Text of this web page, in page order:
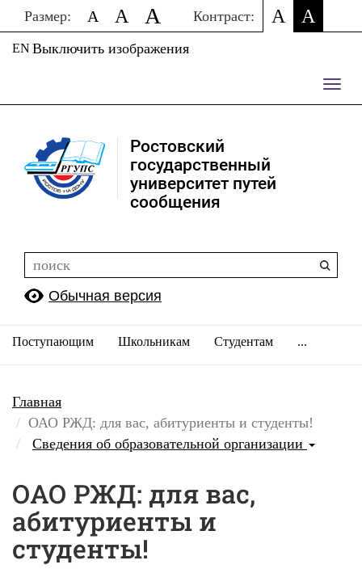
Размер: A A A Контраст: A A
Выключить изображения
EN
Ростовский
государственный
университет путей
сообщения
Обычная версия
Поступающим Школьникам Студентам ...
Главная
ОАО РЖД: для вас, абитуриенты и студенты!
Сведения об образовательной организации
ОАО РЖД: для вас,
абитуриенты и
студенты!